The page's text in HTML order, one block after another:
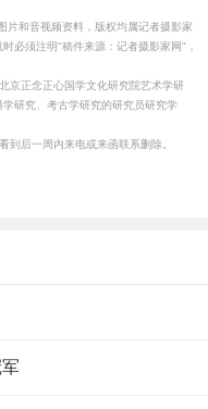
片和音视频资料，版权均属记者摄影家
必须注明"稿件来源：记者摄影家网"，
京正念正心国学文化研究院艺术学研
研究、考古学研究的研究员研究学
到后一周内来电或来函联系删除。